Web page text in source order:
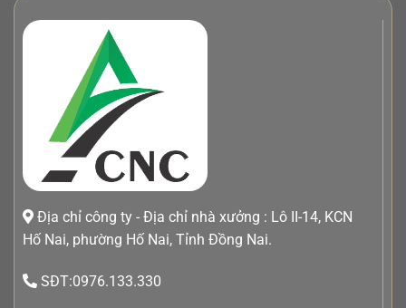
Địa chỉ công ty - Địa chỉ nhà xưởng : Lô II-14, KCN
Hố Nai, phường Hố Nai, Tỉnh Đồng Nai.
SĐT:0976.133.330